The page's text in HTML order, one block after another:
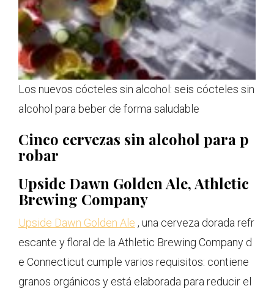
Los nuevos cócteles sin alcohol: seis cócteles sin
alcohol para beber de forma saludable
Cinco cervezas sin alcohol para p
robar
Upside Dawn Golden Ale, Athletic
Brewing Company
Upside Dawn Golden Ale , una cerveza dorada refr
escante y floral de la Athletic Brewing Company d
e Connecticut cumple varios requisitos: contiene
granos orgánicos y está elaborada para reducir el